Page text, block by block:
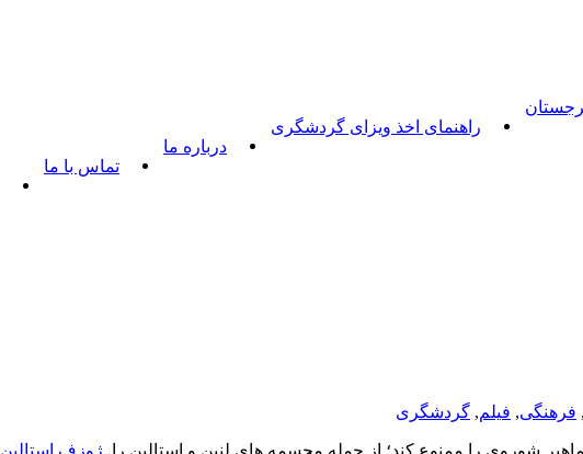
راهنمای اخذ ویزای گردشگری
درباره ما
تماس با ما
, فرهنگی, فیلم, گردشگری